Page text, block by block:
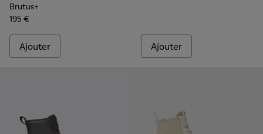
Brutus+
195 €
Ajouter Ajouter